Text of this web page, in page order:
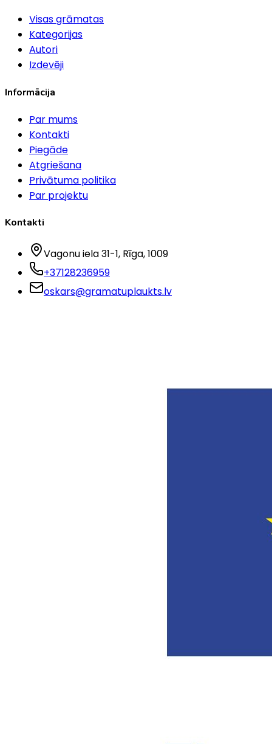
Visas grāmatas
Kategorijas
Autori
Izdevēji
Informācija
Par mums
Kontakti
Piegāde
Atgriešana
Privātuma politika
Par projektu
Kontakti
Vagonu iela 31-1, Rīga, 1009
+37128236959
oskars@gramatuplaukts.lv